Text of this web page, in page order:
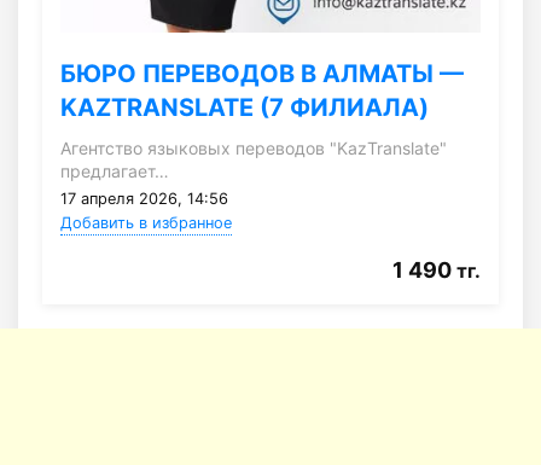
БЮРО ПЕРЕВОДОВ В АЛМАТЫ —
KAZTRANSLATE (7 ФИЛИАЛА)
Агентство языковых переводов "KazTranslate"
предлагает…
17 апреля 2026, 14:56
Добавить в избранное
1 490 тг.